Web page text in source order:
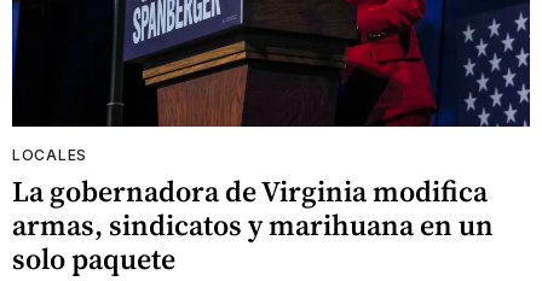
LOCALES
La gobernadora de Virginia modifica
armas, sindicatos y marihuana en un
solo paquete